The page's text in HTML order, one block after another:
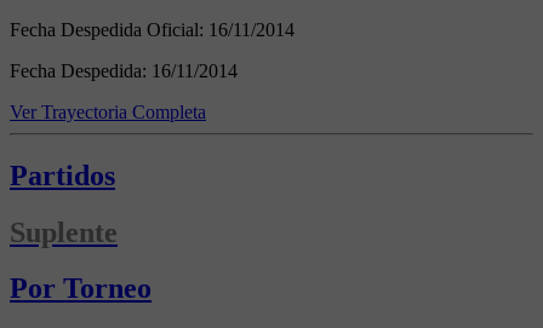
Fecha Despedida Oficial: 16/11/2014
Fecha Despedida: 16/11/2014
Ver Trayectoria Completa
Partidos
Suplente
Por Torneo